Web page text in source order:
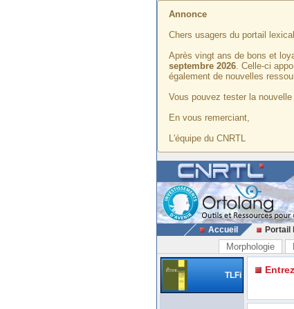
Annonce
Chers usagers du portail
Après vingt ans de bons et
septembre 2026. Celle-ci
également de nouvelles
Vous pouvez tester la
En vous remerciant,
L'équipe du CNRTL
Accueil Portail
Morphologie
TLFi